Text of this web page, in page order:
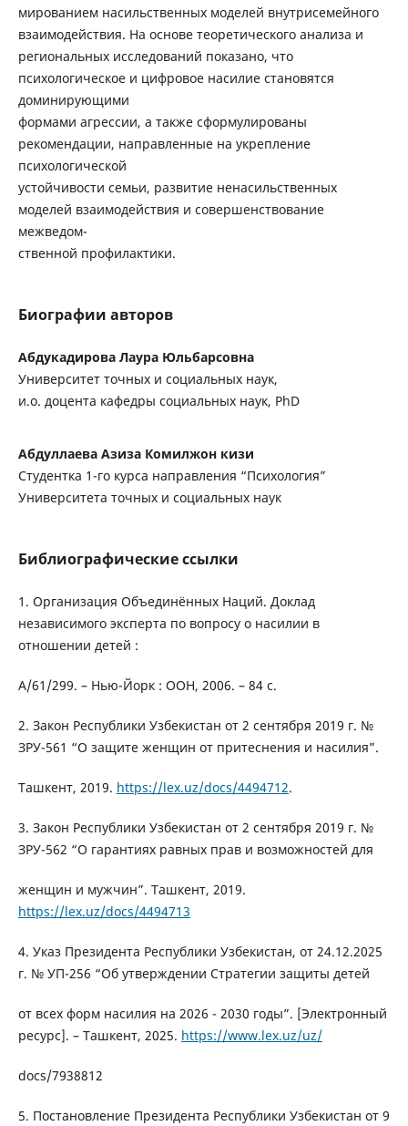
мированием насильственных моделей внутрисемейного
взаимодействия. На основе теоретического анализа и
региональных исследований показано, что
психологическое и цифровое насилие становятся
доминирующими
формами агрессии, а также сформулированы
рекомендации, направленные на укрепление
психологической
устойчивости семьи, развитие ненасильственных
моделей взаимодействия и совершенствование
межведом-
ственной профилактики.
Биографии авторов
Абдукадирова Лаура Юльбарсовна
Университет точных и социальных наук,
и.о. доцента кафедры социальных наук, PhD
Абдуллаева Азиза Комилжон кизи
Студентка 1-го курса направления “Психология”
Университета точных и социальных наук
Библиографические ссылки
1. Организация Объединённых Наций. Доклад
независимого эксперта по вопросу о насилии в
отношении детей :
A/61/299. – Нью-Йорк : ООН, 2006. – 84 с.
2. Закон Республики Узбекистан от 2 сентября 2019 г. №
ЗРУ-561 “О защите женщин от притеснения и насилия”.
Ташкент, 2019. https://lex.uz/docs/4494712.
3. Закон Республики Узбекистан от 2 сентября 2019 г. №
ЗРУ-562 “О гарантиях равных прав и возможностей для
женщин и мужчин”. Ташкент, 2019.
https://lex.uz/docs/4494713
4. Указ Президента Республики Узбекистан, от 24.12.2025
г. № УП-256 “Об утверждении Стратегии защиты детей
от всех форм насилия на 2026 - 2030 годы”. [Электронный
ресурс]. – Ташкент, 2025. https://www.lex.uz/uz/
docs/7938812
5. Постановление Президента Республики Узбекистан от 9